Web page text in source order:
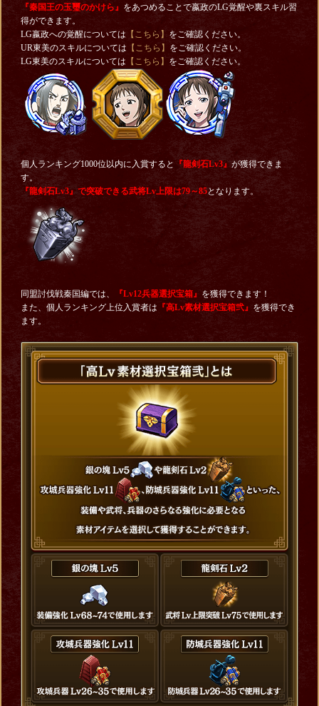
『秦国王の玉璽のかけら』 をあつめることで嬴政のLG覚醒や裏スキル習
得ができます。
LG嬴政への覚醒については 【こちら】 をご確認ください。
UR東美のスキルについては 【こちら】 をご確認ください。
LG東美のスキルについては 【こちら】 をご確認ください。
個人ランキング1000位以内に入賞すると 『龍剣石Lv3』 が獲得できま
す。
『龍剣石Lv3』で突破できる武将Lv上限は79～85となります。
同盟討伐戦秦国編では、 『Lv12兵器選択宝箱』 を獲得できます！
また、個人ランキング上位入賞者は 『高Lv素材選択宝箱弐』 を獲得でき
ます。